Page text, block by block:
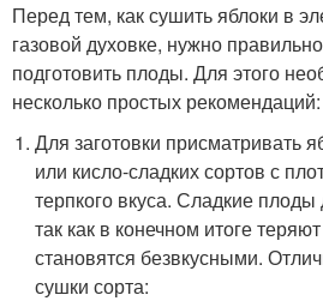
Перед тем, как сушить яблоки в
газовой духовке, нужно
подготовить плоды. Для этого
несколько простых рекомендаций:
Для заготовки присматривать
или кисло-сладких сортов с
терпкого вкуса. Сладкие
так как в конечном итоге
становятся безвкусными.
сушки сорта: